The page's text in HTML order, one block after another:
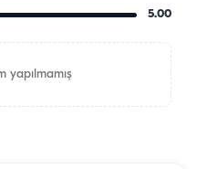
5.00
yapılmamış